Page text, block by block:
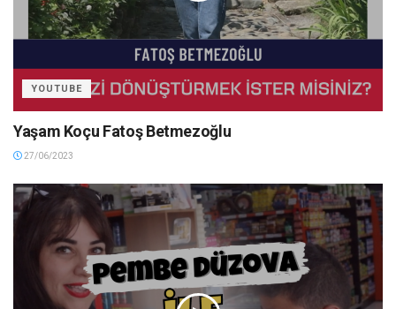
YOUTUBE
Yaşam Koçu Fatoş Betmezoğlu
27/06/2023